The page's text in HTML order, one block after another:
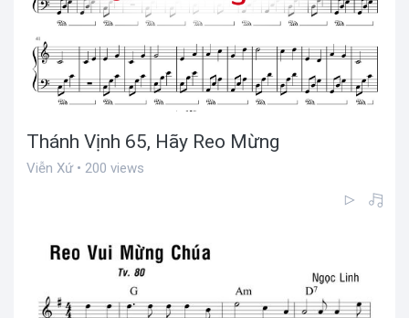
Thánh Vịnh 65, Hãy Reo Mừng
Viễn Xứ • 200 views